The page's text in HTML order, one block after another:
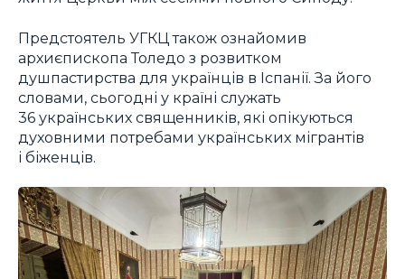
Предстоятель УГКЦ також ознайомив
архиєпископа Толедо з розвитком
душпастирства для українців в Іспанії. За його
словами, сьогодні у країні служать
36 українських священників, які опікуються
духовними потребами українських мігрантів
і біженців.